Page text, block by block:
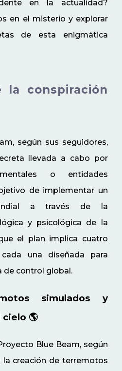
en la actualidad?
en el misterio y explorar
de esta enigmática
la conspiración
según sus seguidores,
llevada a cabo por
o entidades
de implementar un
a través de la
y psicológica de la
el plan implica cuatro
una diseñada para
de control global.
simulados y
🌎
Blue Beam, según
la creación de terremotos